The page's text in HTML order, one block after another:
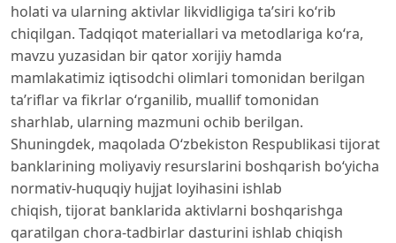
holati va ularning aktivlar likvidligiga ta’siri ko‘rib
chiqilgan. Tadqiqot materiallari va metodlariga ko‘ra,
mavzu yuzasidan bir qator xorijiy hamda
mamlakatimiz iqtisodchi olimlari tomonidan berilgan
ta’riflar va fikrlar o‘rganilib, muallif tomonidan
sharhlab, ularning mazmuni ochib berilgan.
Shuningdek, maqolada O‘zbekiston Respublikasi tijorat
banklarining moliyaviy resurslarini boshqarish bo‘yicha
normativ-huquqiy hujjat loyihasini ishlab
chiqish, tijorat banklarida aktivlarni boshqarishga
qaratilgan chora-tadbirlar dasturini ishlab chiqish